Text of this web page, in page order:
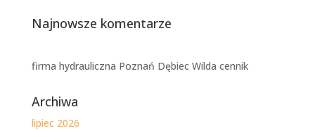
Najnowsze komentarze
firma hydrauliczna Poznań Dębiec Wilda cennik
Archiwa
lipiec 2026